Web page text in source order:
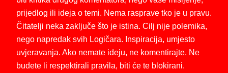
prijedlog ili ideja o temi. Nema rasprave tko je u pravu.
Čitatelji neka zaključe što je istina. Cilj nije polemika,
nego napredak svih Logičara. Inspiracija, umjesto
uvjeravanja. Ako nemate ideju, ne komentirajte. Ne
budete li respektirali pravila, biti će te blokirani.